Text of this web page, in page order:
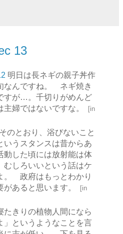
13
明日は長ネギの親子丼作
なんですね。 ネギ焼き
すが…。千切りがめんど
婦ではないですな。
[in
のとおり、浴びないこと
いうスタンスは昔からあ
動した頃には放射能は体
むしろいいという話はケ
。 政府はもっとわかり
あると思います。
[in
たきりの植物人間になら
」というようなことを言